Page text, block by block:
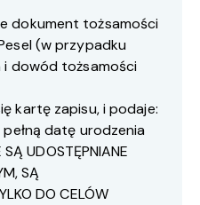
dokument tożsamości
(w przypadku
i dowód tożsamości
kartę zapisu, i podaje:
pełną datę urodzenia
UDOSTĘPNIANE
SĄ
DO CELÓW